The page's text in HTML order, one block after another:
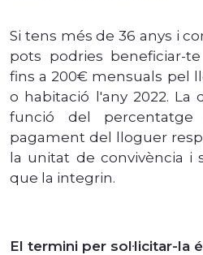
Si tens més de 36 anys i
pots podries beneficiar-
fins a 200€ mensuals pel
o habitació l'any 2022. La
funció del
pagament del lloguer
la unitat de convivència i
que la integrin.
El termini per sol·licitar-la